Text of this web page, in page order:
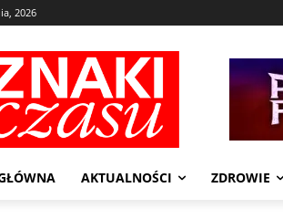
2026
AKTUALNOŚCI ZDROWIE